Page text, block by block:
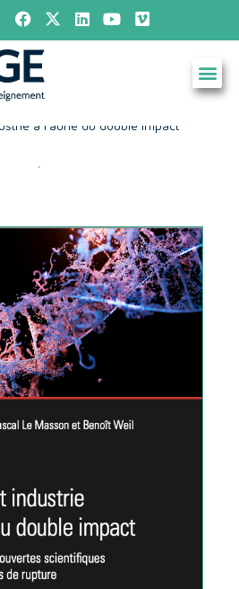
à l’aune du double impact